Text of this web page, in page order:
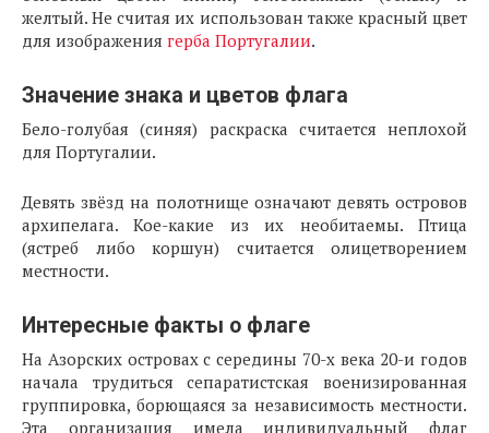
желтый. Не считая их использован также красный цвет
для изображения герба Португалии.
Значение знака и цветов флага
Бело-голубая (синяя) раскраска считается неплохой
для Португалии.
Девять звёзд на полотнище означают девять островов
архипелага. Кое-какие из их необитаемы. Птица
(ястреб либо коршун) считается олицетворением
местности.
Интересные факты о флаге
На Азорских островах с середины 70-х века 20-и годов
начала трудиться сепаратистская военизированная
группировка, борющаяся за независимость местности.
Эта организация имела индивидуальный флаг